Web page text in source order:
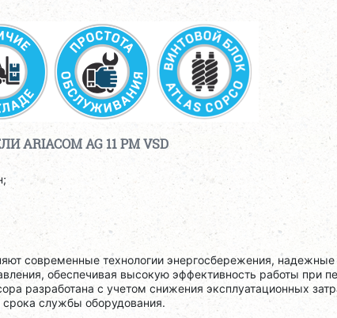
AG 11 PM VSD
современные технологии энергосбережения, надежные
обеспечивая высокую эффективность работы при
разработана с учетом снижения эксплуатационных
службы оборудования.